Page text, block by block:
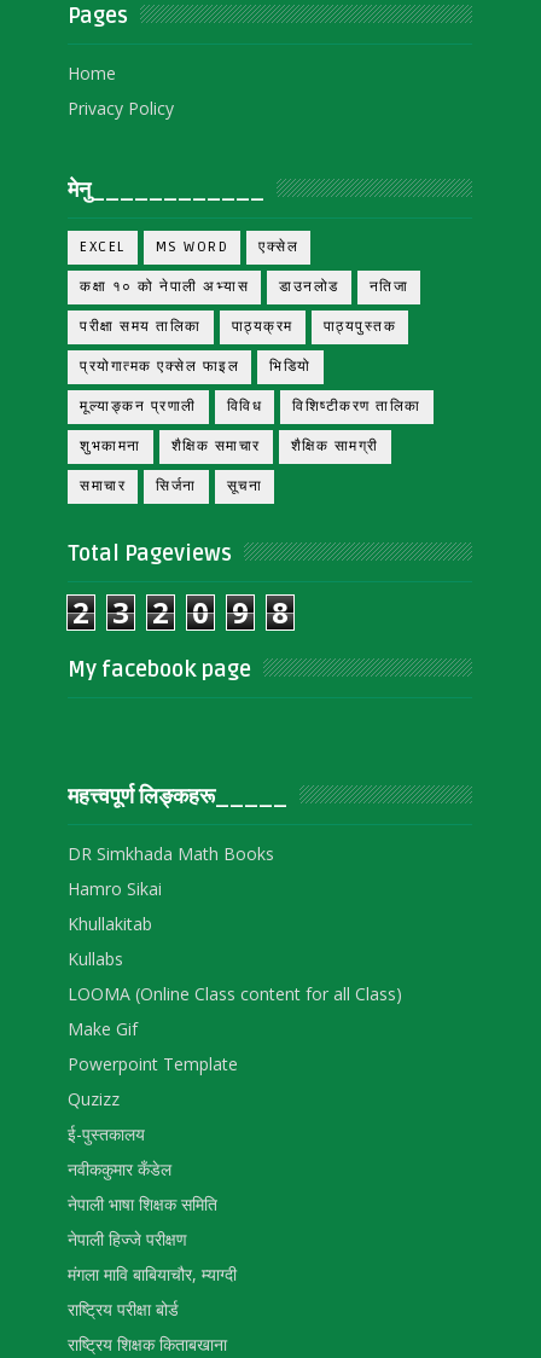
Pages
Home
Privacy Policy
मेनु____________
EXCEL MS WORD एक्सेल
कक्षा १० को नेपाली अभ्यास डाउनलोड नतिजा
परीक्षा समय तालिका पाठ्यक्रम पाठ्यपुस्तक
प्रयोगात्मक एक्सेल फाइल भिडियो
मूल्याङ्कन प्रणाली विविध विशिष्टीकरण तालिका
शुभकामना शैक्षिक समाचार शैक्षिक सामग्री
समाचार सिर्जना सूचना
Total Pageviews
2 3 2 0 9 8
My facebook page
महत्त्वपूर्ण लिङ्‍कहरू_____
DR Simkhada Math Books
Hamro Sikai
Khullakitab
Kullabs
LOOMA (Online Class content for all Class)
Make Gif
Powerpoint Template
Quzizz
ई-पुस्तकालय
नवीककुमार कँडेल
नेपाली भाषा शिक्षक समिति
नेपाली हिज्जे परीक्षण
मंगला मावि बाबियाचौर, म्याग्दी
राष्ट्रिय परीक्षा बोर्ड
राष्ट्रिय शिक्षक किताबखाना